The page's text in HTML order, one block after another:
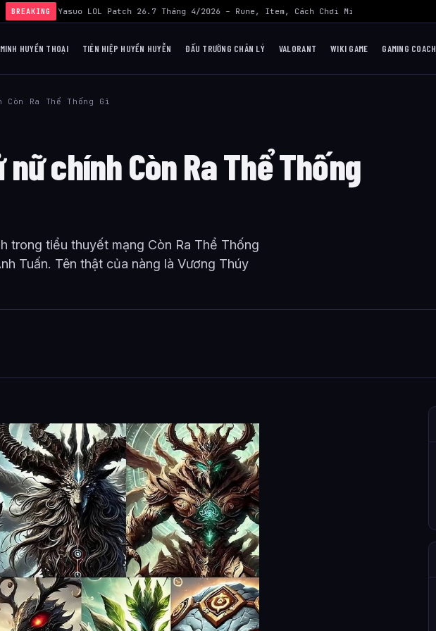
BREAKING
› Build Yasuo LOL Patch 26.7 Tháng 4/2026 – Rune, Item, Cách Chơi Mid Hiệu Quả Nhất
HUYỀN THOẠI TIÊN HIỆP HUYỀN HUYỄN ĐẤU TRƯỜNG CHÂN LÝ VALORANT WIKI GAME GAMING COACH
Ra Thể Thống Gì
nữ chính Còn Ra Thể Thống
trong tiểu thuyết mạng Còn Ra Thể Thống
Tuấn. Tên thật của nàng là Vương Thúy